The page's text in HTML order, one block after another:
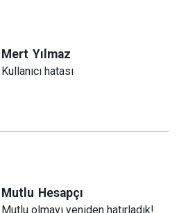
Mert Yılmaz
Kullanıcı hatası
Mutlu Hesapçı
Mutlu olmayı yeniden hatırladık!